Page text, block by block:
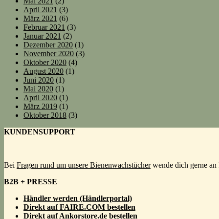
April 2021 (3)
März 2021 (6)
Februar 2021 (3)
Januar 2021 (2)
Dezember 2020 (1)
November 2020 (3)
Oktober 2020 (4)
August 2020 (1)
Juni 2020 (1)
Mai 2020 (1)
April 2020 (1)
März 2019 (1)
Oktober 2018 (3)
KUNDENSUPPORT
Bei Fragen rund um unsere Bienenwachstücherwende dich gerne an
B2B + PRESSE
Händler werden (Händlerportal)
Direkt auf FAIRE.COM bestellen
Direkt auf Ankorstore.de bestellen